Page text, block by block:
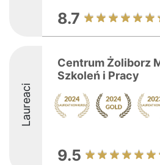
8.7
Laureaci
Centrum Żoliborz
Szkoleń i Pracy
9.5